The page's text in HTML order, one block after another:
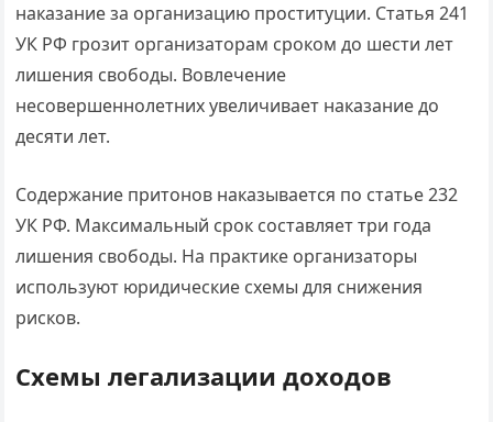
наказание за организацию проституции. Статья 241
УК РФ грозит организаторам сроком до шести лет
лишения свободы. Вовлечение
несовершеннолетних увеличивает наказание до
десяти лет.
Содержание притонов наказывается по статье 232
УК РФ. Максимальный срок составляет три года
лишения свободы. На практике организаторы
используют юридические схемы для снижения
рисков.
Схемы легализации доходов